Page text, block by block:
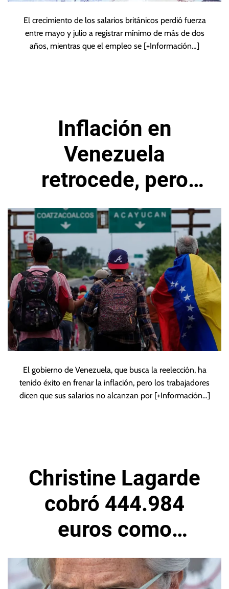
El crecimiento de los salarios británicos perdió fuerza
entre mayo y julio a registrar mínimo de más de dos
años, mientras que el empleo se [+Información…]
Inflación en
Venezuela
retrocede, pero
votantes dicen que
no les alcanza
El gobierno de Venezuela, que busca la reelección, ha
tenido éxito en frenar la inflación, pero los trabajadores
dicen que sus salarios no alcanzan por [+Información…]
Christine Lagarde
cobró 444.984
euros como
encargada del BCE
en 2023